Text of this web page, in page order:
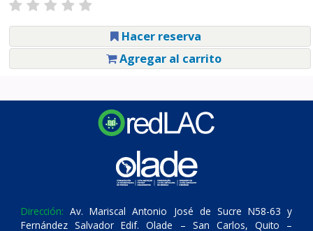
Hacer reserva
Agregar al carrito
Dirección: Av. Mariscal Antonio José de Sucre N58-63 y
Fernández Salvador Edif. Olade – San Carlos, Quito –